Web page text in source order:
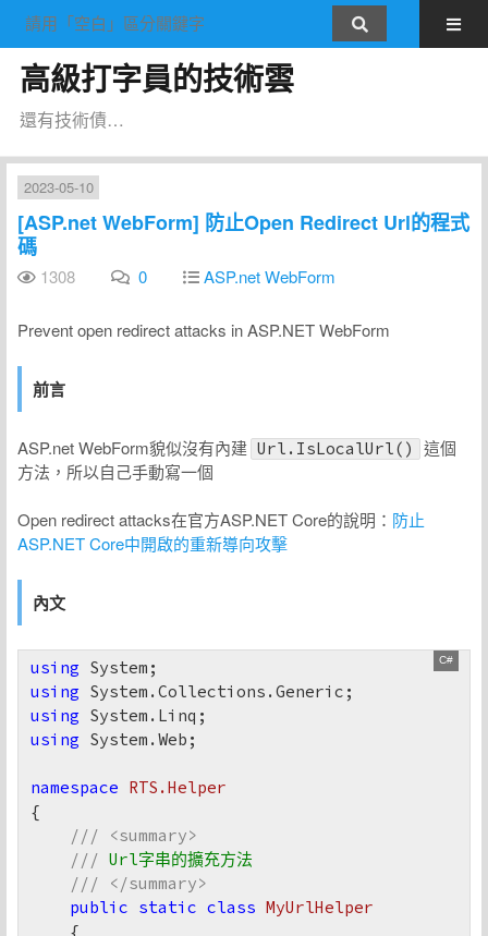
高級打字員的技術雲
還有技術債…
2023-05-10
[ASP.net WebForm] 防止Open Redirect Url的程式
碼
1308 0 ASP.net WebForm
Prevent open redirect attacks in ASP.NET WebForm
前言
ASP.net WebForm貌似沒有內建 Url.IsLocalUrl()
這個
方法，所以自己手動寫一個
Open redirect attacks在官方ASP.NET Core的說明： 防止
ASP.NET Core中開啟的重新導向攻擊
內文
using
using
using
using System.Web;
namespace RTS.Helper
{
///
<summary>
/// Url字串的擴充方法
///
</summary>
public static class MyUrlHelper
    {